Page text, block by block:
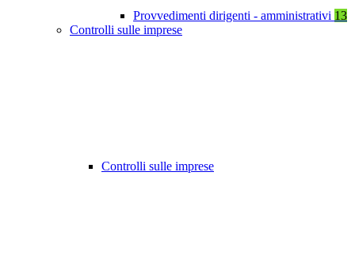
Provvedimenti dirigenti - amministrativi 13
Controlli sulle imprese
Controlli sulle imprese